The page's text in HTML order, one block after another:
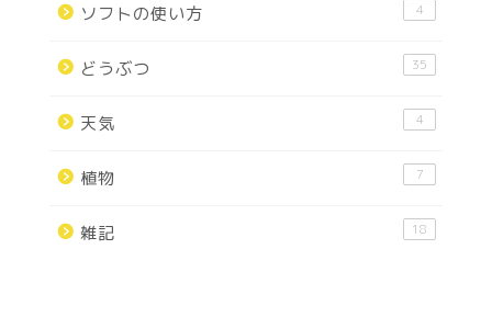
ソフトの使い方 4
どうぶつ 35
天気 4
植物 7
雑記 18